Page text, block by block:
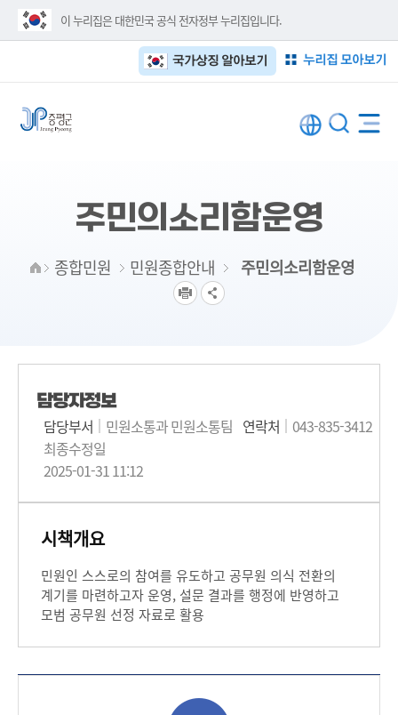
이 누리집은 대한민국 공식 전자정부 누리집입니다.
누리집 모아보기
국가상징 알아보기
주민의소리함운영
종합민원 민원종합안내 주민의소리함운영
담당자정보
담당부서
민원소통과 민원소통팀 연락처
043-835-3412
최종수정일
2025-01-31 11:12
시책개요
민원인 스스로의 참여를 유도하고 공무원 의식 전환의
계기를 마련하고자 운영, 설문 결과를 행정에 반영하고
모범 공무원 선정 자료로 활용